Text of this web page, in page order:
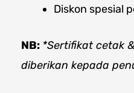
Diskon spesial
NB: *Sertifikat cetak
diberikan kepada